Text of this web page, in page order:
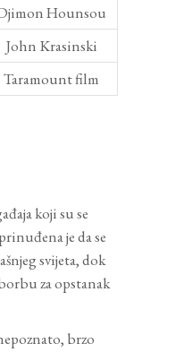
Hounsou
John Krasinski
Taramount film
koji su se
je da se
svijeta, dok
za opstanak
brzo